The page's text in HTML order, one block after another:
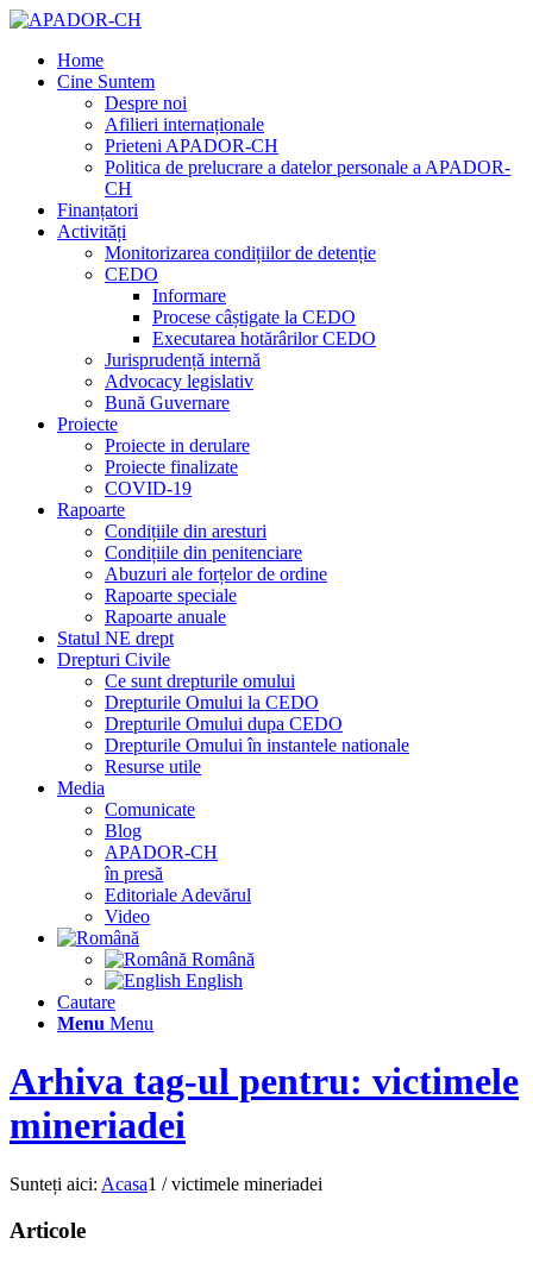
Home
Cine Suntem
Despre noi
Afilieri internaționale
Prieteni APADOR-CH
Politica de prelucrare a datelor personale a APADOR-
CH
Finanțatori
Activități
Monitorizarea condițiilor de detenție
CEDO
Informare
Procese câștigate la CEDO
Executarea hotărârilor CEDO
Jurisprudență internă
Advocacy legislativ
Bună Guvernare
Proiecte
Proiecte in derulare
Proiecte finalizate
COVID-19
Rapoarte
Condițiile din aresturi
Condițiile din penitenciare
Abuzuri ale forțelor de ordine
Rapoarte speciale
Rapoarte anuale
Statul NE drept
Drepturi Civile
Ce sunt drepturile omului
Drepturile Omului la CEDO
Drepturile Omului dupa CEDO
Drepturile Omului în instantele nationale
Resurse utile
Media
Comunicate
Blog
APADOR-CH
în presă
Editoriale Adevărul
Video
Română
English
Cautare
Menu Menu
Arhiva tag-ul pentru: victimele
mineriadei
Sunteți aici: Acasa1 / victimele mineriadei
Articole